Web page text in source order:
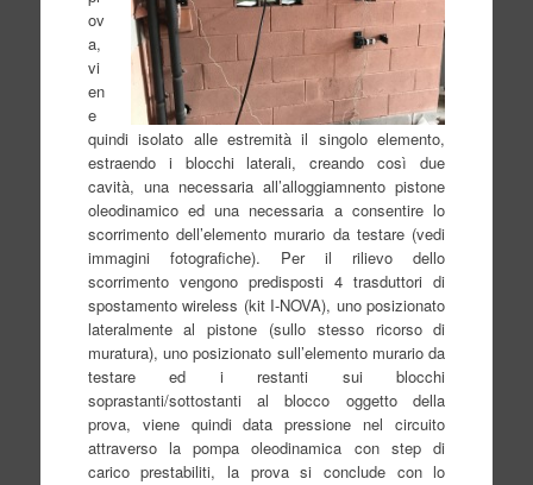
ov
a,
vi
en
e
quindi isolato alle estremità il singolo elemento,
estraendo i blocchi laterali, creando così due
cavità, una necessaria all’alloggiamnento pistone
oleodinamico ed una necessaria a consentire lo
scorrimento dell’elemento murario da testare (vedi
immagini fotografiche). Per il rilievo dello
scorrimento vengono predisposti 4 trasduttori di
spostamento wireless (kit I-NOVA), uno posizionato
lateralmente al pistone (sullo stesso ricorso di
muratura), uno posizionato sull’elemento murario da
testare ed i restanti sui blocchi
soprastanti/sottostanti al blocco oggetto della
prova, viene quindi data pressione nel circuito
attraverso la pompa oleodinamica con step di
carico prestabiliti, la prova si conclude con lo